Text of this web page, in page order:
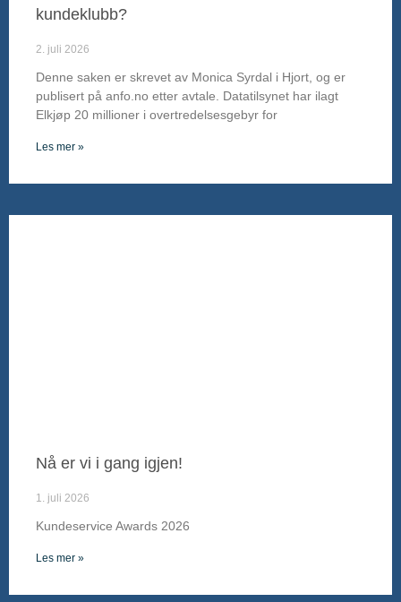
kundeklubb?
2. juli 2026
Denne saken er skrevet av Monica Syrdal i Hjort, og er
publisert på anfo.no etter avtale. Datatilsynet har ilagt
Elkjøp 20 millioner i overtredelsesgebyr for
Les mer »
Nå er vi i gang igjen!
1. juli 2026
Kundeservice Awards 2026
Les mer »